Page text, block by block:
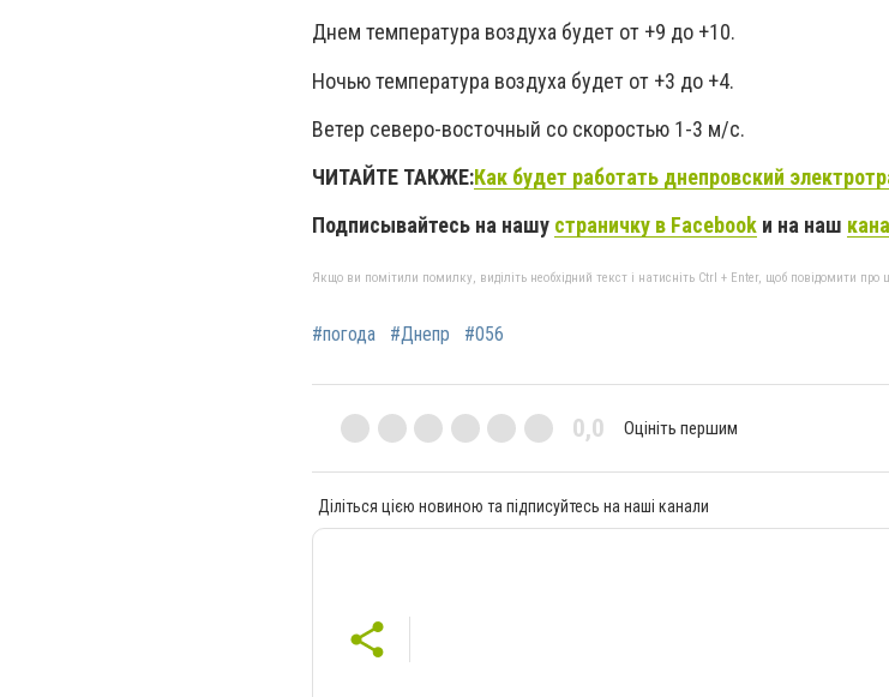
Днем температура воздуха будет от +9 до +10.
Ночью температура воздуха будет от +3 до +4.
Ветер северо-восточный со скоростью 1-3 м/с.
ЧИТАЙТЕ ТАКЖЕ:Как будет работать днепровский
Подписывайтесь на нашу страничку в Facebook и на наш
Якщо ви помітили помилку, виділіть необхідний текст і натисніть Ctrl + Enter, щоб повідомити про
#погода #Днепр #056
0,0 Оцініть першим
Діліться цією новиною та підписуйтесь на наші канали